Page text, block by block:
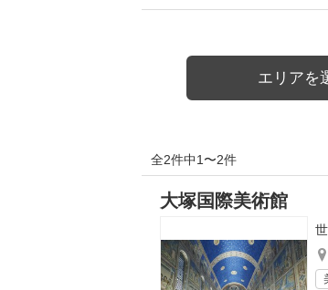
エリアを
全2件中1〜2件
大塚国際美術館